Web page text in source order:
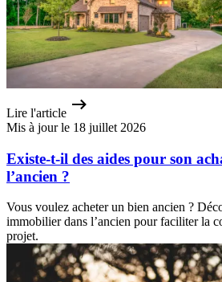
Lire l'article
Mis à jour le 18 juillet 2026
Existe-t-il des aides pour son
l’ancien ?
Vous voulez acheter un bien ancien ?
immobilier dans l’ancien pour faciliter la
projet.